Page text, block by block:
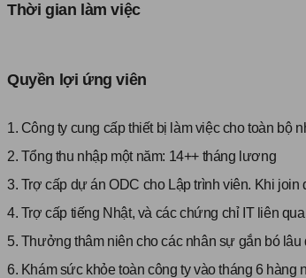
Thời gian làm việc
Quyền lợi ứng viên
1. Công ty cung cấp thiết bị làm việc cho toàn bộ
2. Tổng thu nhập một năm: 14++ tháng lương
3. Trợ cấp dự án ODC cho Lập trình viên. Khi
4. Trợ cấp tiếng Nhật, và các chứng chỉ IT liên
5. Thưởng thâm niên cho các nhân sự gắn bó
6. Khám sức khỏe toàn công ty vào tháng 6 hàng